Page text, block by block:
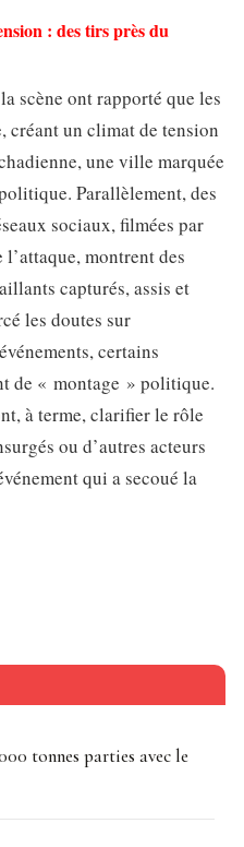
: des tirs près du
scène ont rapporté que les
créant un climat de tension
une ville marquée
Parallèlement, des
sociaux, filmées par
montrent des
capturés, assis et
les doutes sur
certains
de « montage » politique.
à terme, clarifier le rôle
ou d’autres acteurs
qui a secoué la
tonnes parties avec le